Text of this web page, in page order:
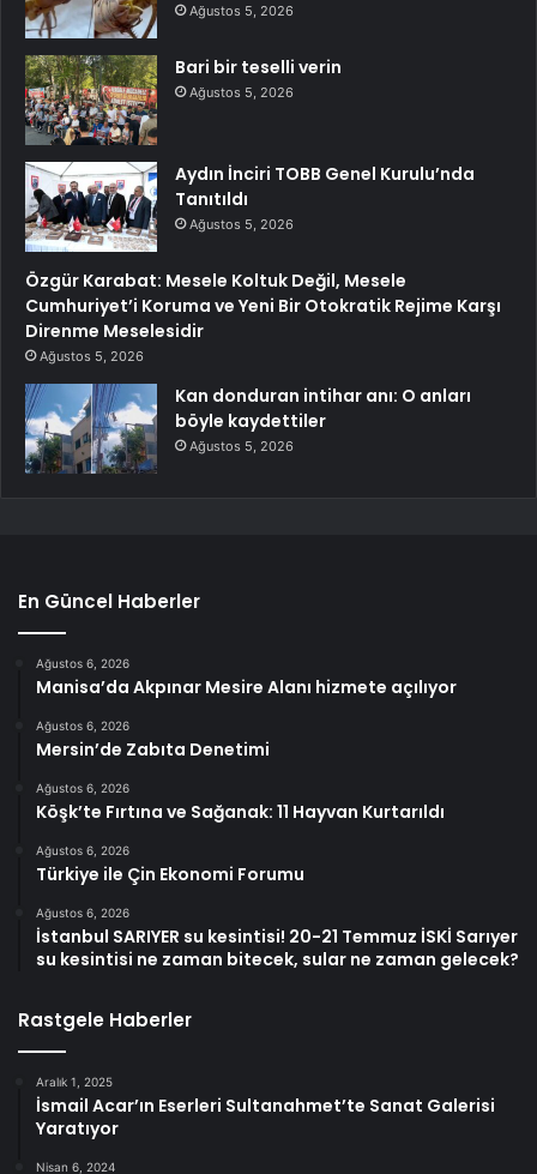
Ağustos 5, 2026
Bari bir teselli verin
Ağustos 5, 2026
Aydın İnciri TOBB Genel Kurulu’nda
Tanıtıldı
Ağustos 5, 2026
Özgür Karabat: Mesele Koltuk Değil, Mesele
Cumhuriyet’i Koruma ve Yeni Bir Otokratik Rejime Karşı
Direnme Meselesidir
Ağustos 5, 2026
Kan donduran intihar anı: O anları
böyle kaydettiler
Ağustos 5, 2026
En Güncel Haberler
Ağustos 6, 2026
Manisa’da Akpınar Mesire Alanı hizmete açılıyor
Ağustos 6, 2026
Mersin’de Zabıta Denetimi
Ağustos 6, 2026
Köşk’te Fırtına ve Sağanak: 11 Hayvan Kurtarıldı
Ağustos 6, 2026
Türkiye ile Çin Ekonomi Forumu
Ağustos 6, 2026
İstanbul SARIYER su kesintisi! 20-21 Temmuz İSKİ Sarıyer
su kesintisi ne zaman bitecek, sular ne zaman gelecek?
Rastgele Haberler
Aralık 1, 2025
İsmail Acar’ın Eserleri Sultanahmet’te Sanat Galerisi
Yaratıyor
Nisan 6, 2024